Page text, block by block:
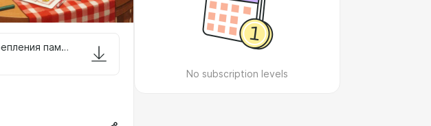
Виды головоломок и упражнений для укрепления памяти.pdf
No subscription levels